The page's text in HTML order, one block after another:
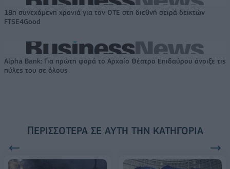
18η συνεχόμενη χρονιά για τον ΟΤΕ στη διεθνή σειρά δεικτών
FTSE4Good
Alpha Bank: Για πρώτη φορά το Αρχαίο Θέατρο Επιδαύρου άνοιξε τις
πύλες του σε όλους
ΠΕΡΙΣΣΌΤΕΡΑ ΣΕ ΑΥΤΉ ΤΗΝ ΚΑΤΗΓΟΡΊΑ